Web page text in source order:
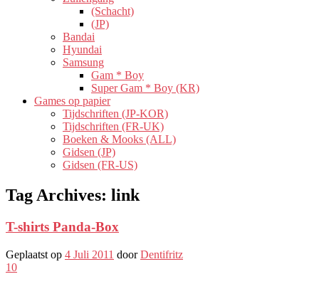
(Schacht)
(JP)
Bandai
Hyundai
Samsung
Gam * Boy
Super Gam * Boy (KR)
Games op papier
Tijdschriften (JP-KOR)
Tijdschriften (FR-UK)
Boeken & Mooks (ALL)
Gidsen (JP)
Gidsen (FR-US)
Tag Archives: link
T-shirts Panda-Box
Geplaatst op 4 Juli 2011 doorDentifritz
10